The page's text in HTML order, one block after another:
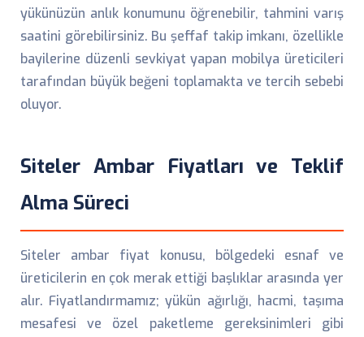
yükünüzün anlık konumunu öğrenebilir, tahmini varış
saatini görebilirsiniz. Bu şeffaf takip imkanı, özellikle
bayilerine düzenli sevkiyat yapan mobilya üreticileri
tarafından büyük beğeni toplamakta ve tercih sebebi
oluyor.
Siteler Ambar Fiyatları ve Teklif
Alma Süreci
Siteler ambar fiyat konusu, bölgedeki esnaf ve
üreticilerin en çok merak ettiği başlıklar arasında yer
alır. Fiyatlandırmamız; yükün ağırlığı, hacmi, taşıma
mesafesi ve özel paketleme gereksinimleri gibi